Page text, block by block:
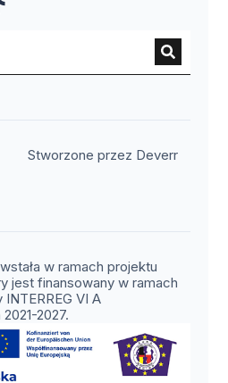
w nowym oknie)
się w nowym
się w
Stworzone przez Deverr
w ramach projektu
jest finansowany w ramach
VI A
2027.